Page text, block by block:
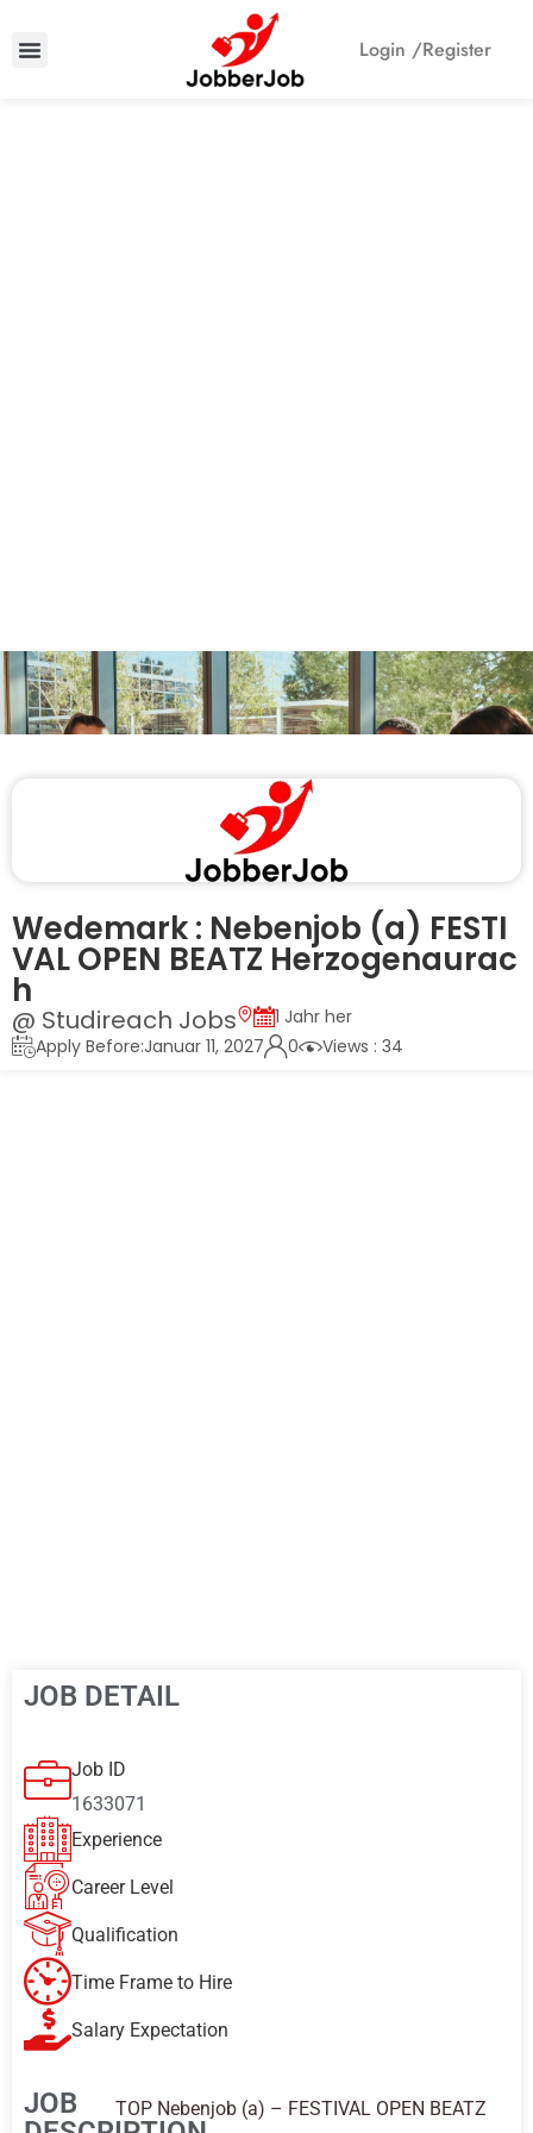
Login /Register
Wedemark : Nebenjob (a) FESTI
VAL OPEN BEATZ Herzogenaurac
h
@ Studireach Jobs
1 Jahr her
Apply Before:Januar 11, 2027
0 Views : 34
JOB DETAIL
Job ID
1633071
Experience
Career Level
Qualification
Time Frame to Hire
Salary Expectation
JOB
TOP Nebenjob (a) – FESTIVAL OPEN BEATZ